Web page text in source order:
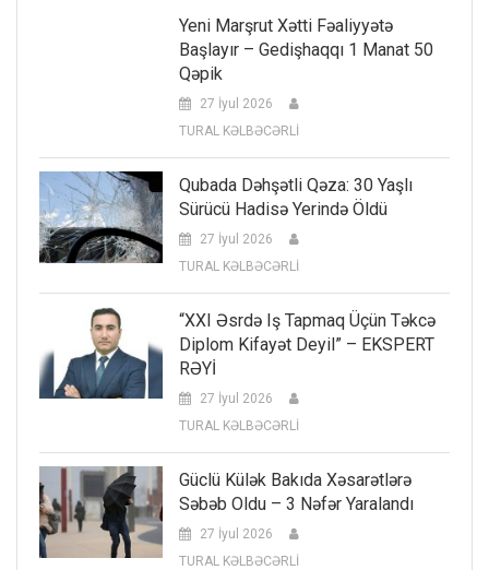
Yeni Marşrut Xətti Fəaliyyətə
Başlayır – Gedişhaqqı 1 Manat 50
Qəpik
27 İyul 2026
TURAL KƏLBƏCƏRLİ
Qubada Dəhşətli Qəza: 30 Yaşlı
Sürücü Hadisə Yerində Öldü
27 İyul 2026
TURAL KƏLBƏCƏRLİ
“XXI Əsrdə Iş Tapmaq Üçün Təkcə
Diplom Kifayət Deyil” – EKSPERT
RƏYİ
27 İyul 2026
TURAL KƏLBƏCƏRLİ
Güclü Külək Bakıda Xəsarətlərə
Səbəb Oldu – 3 Nəfər Yaralandı
27 İyul 2026
TURAL KƏLBƏCƏRLİ